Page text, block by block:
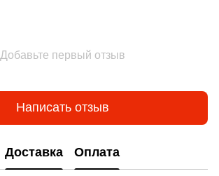
Добавьте первый отзыв
Написать отзыв
Доставка Оплата